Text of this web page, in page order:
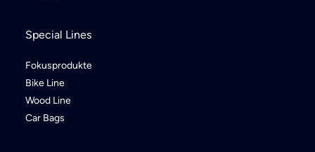
Special Lines
Fokusprodukte
Bike Line
Wood Line
Car Bags